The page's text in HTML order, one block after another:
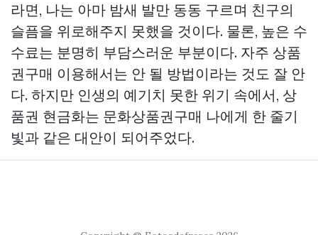
라면, 나는 아마 밤새 발만 동동 구르며 친구의
슬픔을 위로해주지 못했을 것이다. 물론, 높은 수
수료는 분명히 부담스러운 부분이다. 자주 상품
권구매 이용해서는 안 될 방법이라는 것도 잘 안
다. 하지만 인생의 예기치 못한 위기 속에서, 상
품권 현금화는 문화상품권구매 나에게 한 줄기
빛과 같은 대안이 되어주었다.